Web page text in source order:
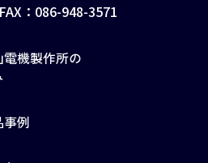
：086-948-3571
電機製作所の
例